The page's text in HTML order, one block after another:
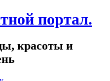
портал.
красоты и